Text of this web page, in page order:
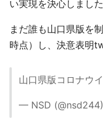
い実現を決心しました
まだ誰も山口県版を
時点）し、決意表明
山口県版コロナウ
— NSD (@nsd244)